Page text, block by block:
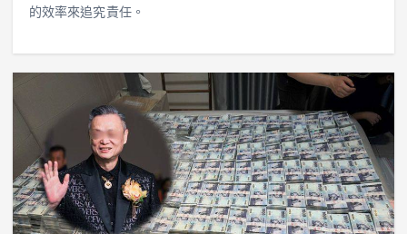
的效率來追究責任。